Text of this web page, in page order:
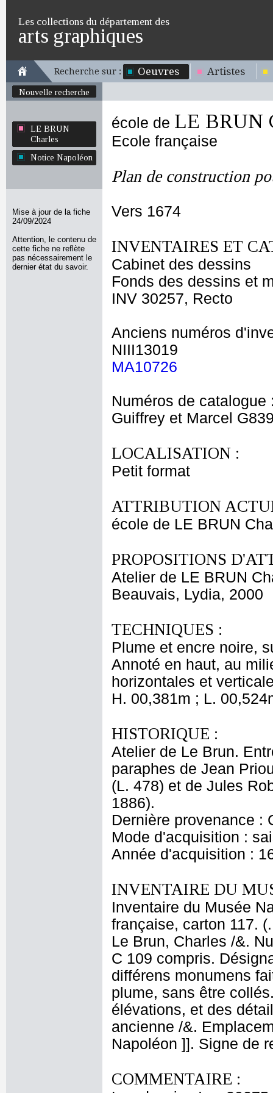
Les collections du département des
arts graphiques
Recherche sur : Oeuvres Artistes
Nouvelle recherche
LE BRUN
Charles
Notice Napoléon
Mise à jour de la fiche
24/09/2024
Attention, le contenu de
cette fiche ne reflète
pas nécessairement le
dernier état du savoir.
école de LE BRUN
Ecole française
Plan de construction
Vers 1674
INVENTAIRES ET
Cabinet des dessins
Fonds des dessins et
INV 30257, Recto
Anciens numéros
NIII13019
MA10726
Numéros de catalogue
Guiffrey et Marcel
LOCALISATION :
Petit format
ATTRIBUTION
école de LE BRUN
PROPOSITIONS
Atelier de LE BRUN
Beauvais, Lydia, 2000
TECHNIQUES :
Plume et encre noire,
Annoté en haut, au
horizontales et
H. 00,381m ; L.
HISTORIQUE :
Atelier de Le Brun.
paraphes de Jean
(L. 478) et de Jules
1886).
Dernière provenance :
Mode d'acquisition :
Année d'acquisition :
INVENTAIRE DU
Inventaire du Musée
française, carton 117.
Le Brun, Charles /&.
C 109 compris.
différens monumens
plume, sans être
élévations, et des
ancienne /&.
Napoléon ]]. Signe de
COMMENTAIRE :